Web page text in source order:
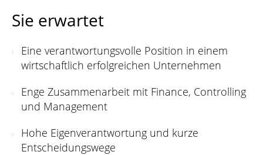
Sie erwartet
Eine verantwortungsvolle Position in einem
wirtschaftlich erfolgreichen Unternehmen
Enge Zusammenarbeit mit Finance, Controlling
und Management
Hohe Eigenverantwortung und kurze
Entscheidungswege